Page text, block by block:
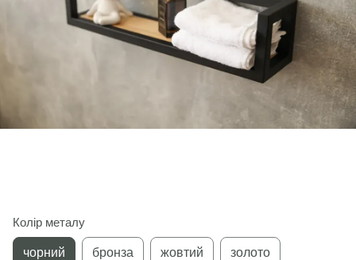
Колір металу
чорний бронза жовтий золото